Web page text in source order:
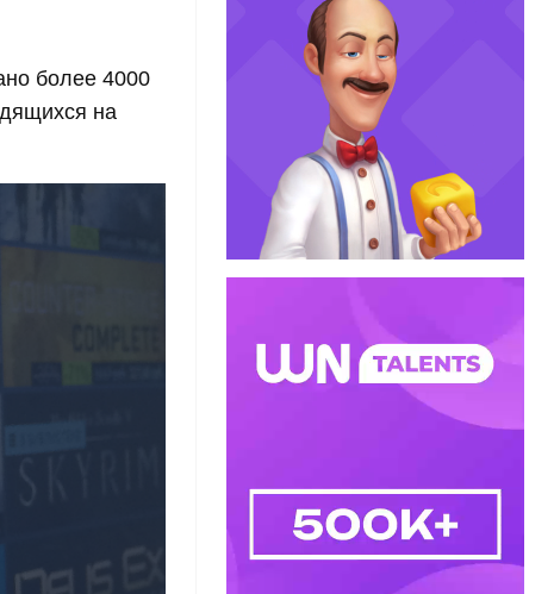
более 4000
на